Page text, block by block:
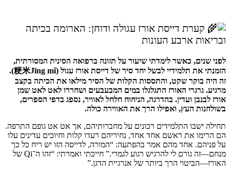
קערת דייסת אורז עגולה ודוחן: הארומה בכיתה
ובריאות ארבע העונות
לפני שנים, כאשר לימדתי שיעור על תזונה ברפואה הסינית המסורתית,
הזמנתי את תלמידיי לבשל יחד סיר של דייסת אורז עגול (粳米Jīng mǐ).
זה היה בוקר שקט, והתססות הקלות של הסיר מילאו את הכיתה בקצב
מרגיע. גרגרי האורז התגלגלו במים המבעבעים ושחררו לאט לאט שמן
אורז לבנבן ועדין. בהדרגה, הניחוח חלחל לאוויר, נספג בדפי הספרים,
בשולחנות העץ, ואפילו הרך את האווירה כולה.
תחילה ישבו התלמידים רכונים על מחברותיהם, אך אט אט גופם התרפה.
הם הרימו את ראשם אחד אחד, נחיריהם רעדו קלות וחיוכים עדינים עלו
על פניהם. אחד מהם אמר בהפתעה: “המורה, לדייסה הזו יש ריח כל כך
מנחם—זה גורם לי להרגיש רגוע לגמרי.” חייכתי ואמרתי: “זהו ה־Qi של
האורז—הביטוי הרך ביותר של אנרגיית הדגן.”